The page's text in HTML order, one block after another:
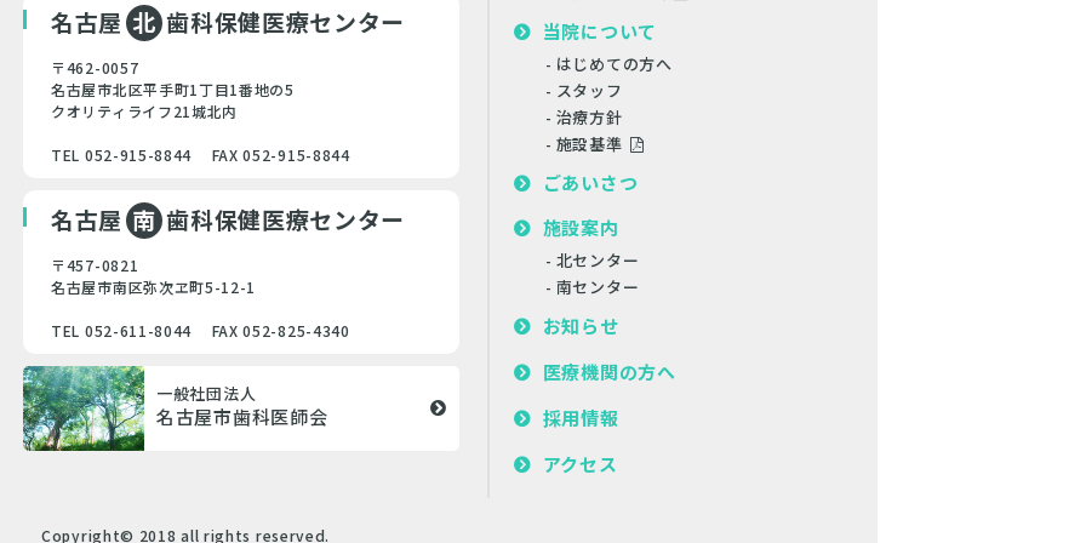
名古屋 北 歯科保健医療センター
〒462-0057
名古屋市北区平手町1丁目1番地の5
クオリティライフ21城北内
TEL 052-915-8844 FAX 052-915-8844
名古屋 南 歯科保健医療センター
〒457-0821
名古屋市南区弥次ヱ町5-12-1
TEL 052-611-8044 FAX 052-825-4340
一般社団法人
名古屋市歯科医師会
当院について
はじめての方へ
スタッフ
治療方針
施設基準
ごあいさつ
施設案内
北センター
南センター
お知らせ
医療機関の方へ
採用情報
アクセス
Copyright© 2018 all rights reserved.